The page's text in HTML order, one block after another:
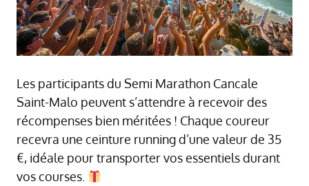
Les participants du Semi Marathon Cancale
Saint-Malo peuvent s’attendre à recevoir des
récompenses bien méritées ! Chaque coureur
recevra une ceinture running d’une valeur de 35
€, idéale pour transporter vos essentiels durant
vos courses.